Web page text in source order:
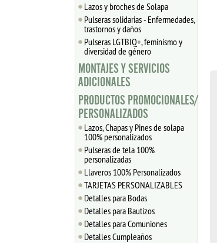
Lazos y broches de Solapa
Pulseras solidarias - Enfermedades,
trastornos y daños
Pulseras LGTBIQ+, feminismo y
diversidad de género
MONTAJES Y SERVICIOS
ADICIONALES
PRODUCTOS PROMOCIONALES/
PERSONALIZADOS
Lazos, Chapas y Pines de solapa
100% personalizados
Pulseras de tela 100%
personalizadas
Llaveros 100% Personalizados
TARJETAS PERSONALIZABLES
Detalles para Bodas
Detalles para Bautizos
Detalles para Comuniones
Detalles Cumpleaños